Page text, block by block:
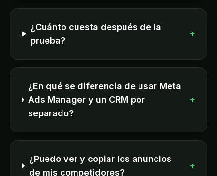
¿Cuánto cuesta después de la
prueba?
+
¿En qué se diferencia de usar Meta
Ads Manager y un CRM por
separado?
+
¿Puedo ver y copiar los anuncios
de mis competidores?
+